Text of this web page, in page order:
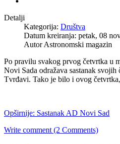
Detalji
Kategorija: Društva
Datum kreiranja: petak, 08
Autor Astronomski magazin
Po pravilu svakog prvog četvrtka u
Novi Sada odražava sastanak
Tvrđavi. Tako je bilo i ovog
Opširnije: Sastanak AD Novi Sad
Write comment (2 Comments)